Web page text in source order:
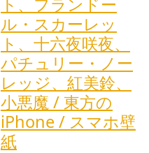
ル・スカーレッ
ト、十六夜咲夜、
パチュリー・ノー
レッジ、紅美鈴、
小悪魔 / 東方の
iPhone / スマホ壁
紙